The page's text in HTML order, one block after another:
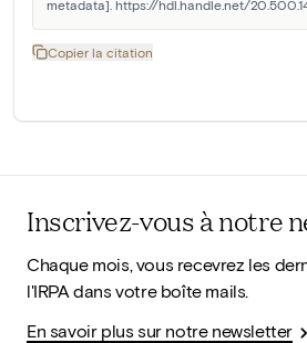
metadata]. https://hdl.handle.net/
Copier la citation
Inscrivez-vous à notre
Chaque mois, vous recevrez les
l'IRPA dans votre boîte mails.
En savoir plus sur notre newsletter